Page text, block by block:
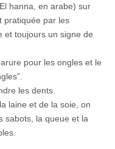
hanna, en arabe) sur
pratiquée par les
et toujours un signe de
pour les ongles et le
les dents.
laine et de la soie, on
sabots, la queue et la